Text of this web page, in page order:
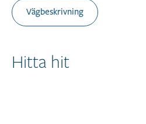
Vägbeskrivning
Hitta hit